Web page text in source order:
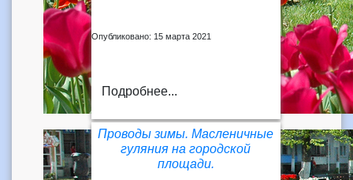
Опубликовано: 15 марта 2021
Подробнее...
Проводы зимы. Масленичные
гуляния на городской
площади.